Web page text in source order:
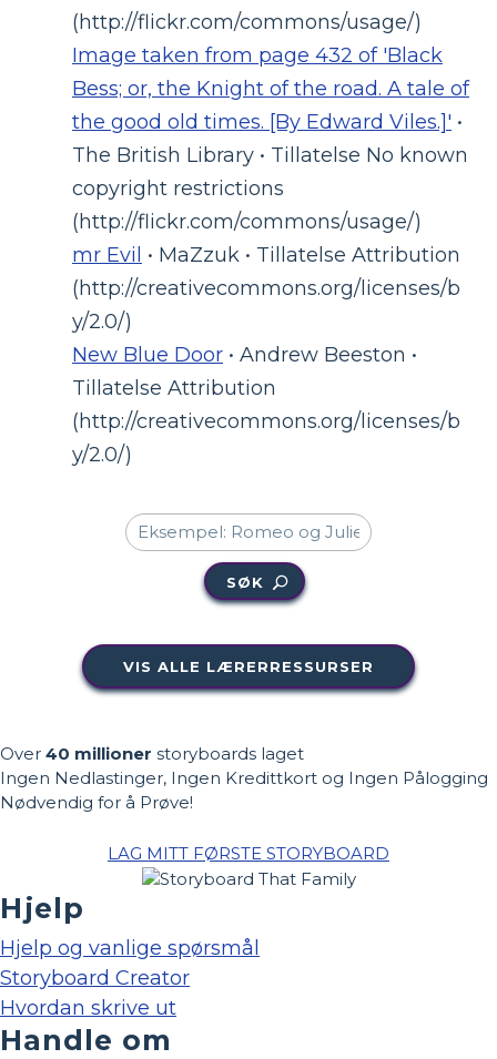
(http://flickr.com/commons/usage/)
Image taken from page 432 of 'Black
Bess; or, the Knight of the road. A tale of
the good old times. [By Edward Viles.]' •
The British Library • Tillatelse No known
copyright restrictions
(http://flickr.com/commons/usage/)
mr Evil • MaZzuk • Tillatelse Attribution
(http://creativecommons.org/licenses/b
y/2.0/)
New Blue Door • Andrew Beeston •
Tillatelse Attribution
(http://creativecommons.org/licenses/b
y/2.0/)
SØK
VIS ALLE LÆRERRESSURSER
Over 40 millioner storyboards laget
Ingen Nedlastinger, Ingen Kredittkort og Ingen Pålogging
Nødvendig for å Prøve!
LAG MITT FØRSTE STORYBOARD
Hjelp
Hjelp og vanlige spørsmål
Storyboard Creator
Hvordan skrive ut
Handle om